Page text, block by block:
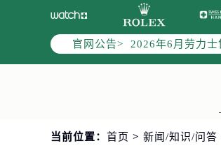
官网公告>
2026年6月劳力
2026年6月上海市
2026年6月劳力士
上海市徐汇区虹
上海市黄浦区南
节假日正常营业！
当前位置： 首页 > 新闻/知识/问答